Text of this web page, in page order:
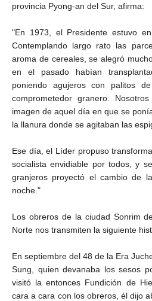
provincia Pyong-an del Sur, afirma:
"En 1973, el Presidente estuvo
Contemplando largo rato las
aroma de cereales, se alegró
en el pasado habían
poniendo agujeros con palitos
comprometedor granero.
imagen de aquel día en que se
la llanura donde se agitaban las
Ese día, el Líder propuso
socialista envidiable por todos, y
granjeros proyectó el cambio de
noche."
Los obreros de la ciudad Sonrim
Norte nos transmiten la siguiente
En septiembre del 48 de la Era
Sung, quien devanaba los sesos
visitó la entonces Fundición de
cara a cara con los obreros, él dijo